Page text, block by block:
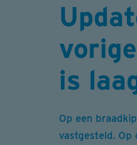
is
Op een
vastgesteld.